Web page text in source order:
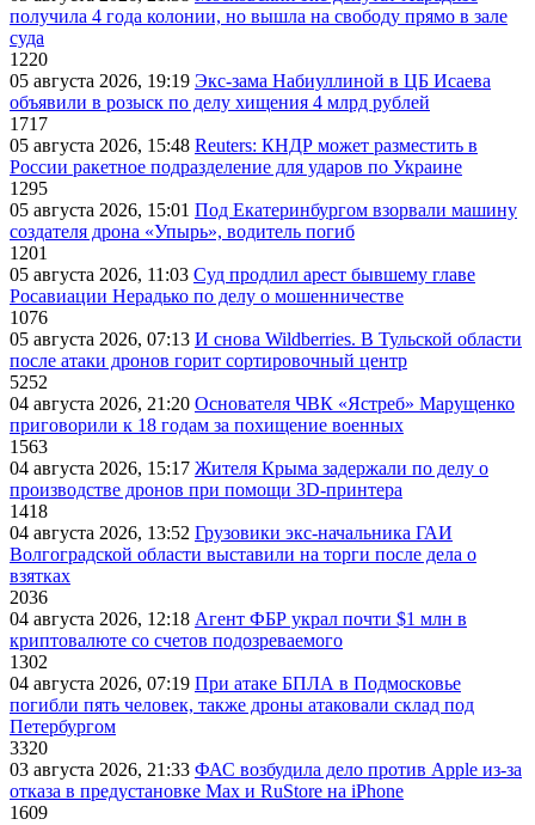
получила 4 года колонии, но вышла на свободу прямо в зале
суда
1220
05 августа 2026, 19:19 Экс-зама Набиуллиной в ЦБ Исаева
объявили в розыск по делу хищения 4 млрд рублей
1717
05 августа 2026, 15:48 Reuters: КНДР может разместить в
России ракетное подразделение для ударов по Украине
1295
05 августа 2026, 15:01 Под Екатеринбургом взорвали машину
создателя дрона «Упырь», водитель погиб
1201
05 августа 2026, 11:03 Суд продлил арест бывшему главе
Росавиации Нерадько по делу о мошенничестве
1076
05 августа 2026, 07:13 И снова Wildberries. В Тульской области
после атаки дронов горит сортировочный центр
5252
04 августа 2026, 21:20 Основателя ЧВК «Ястреб» Марущенко
приговорили к 18 годам за похищение военных
1563
04 августа 2026, 15:17 Жителя Крыма задержали по делу о
производстве дронов при помощи 3D‑принтера
1418
04 августа 2026, 13:52 Грузовики экс-начальника ГАИ
Волгоградской области выставили на торги после дела о
взятках
2036
04 августа 2026, 12:18 Агент ФБР украл почти $1 млн в
криптовалюте со счетов подозреваемого
1302
04 августа 2026, 07:19 При атаке БПЛА в Подмосковье
погибли пять человек, также дроны атаковали склад под
Петербургом
3320
03 августа 2026, 21:33 ФАС возбудила дело против Apple из-за
отказа в предустановке Max и RuStore на iPhone
1609